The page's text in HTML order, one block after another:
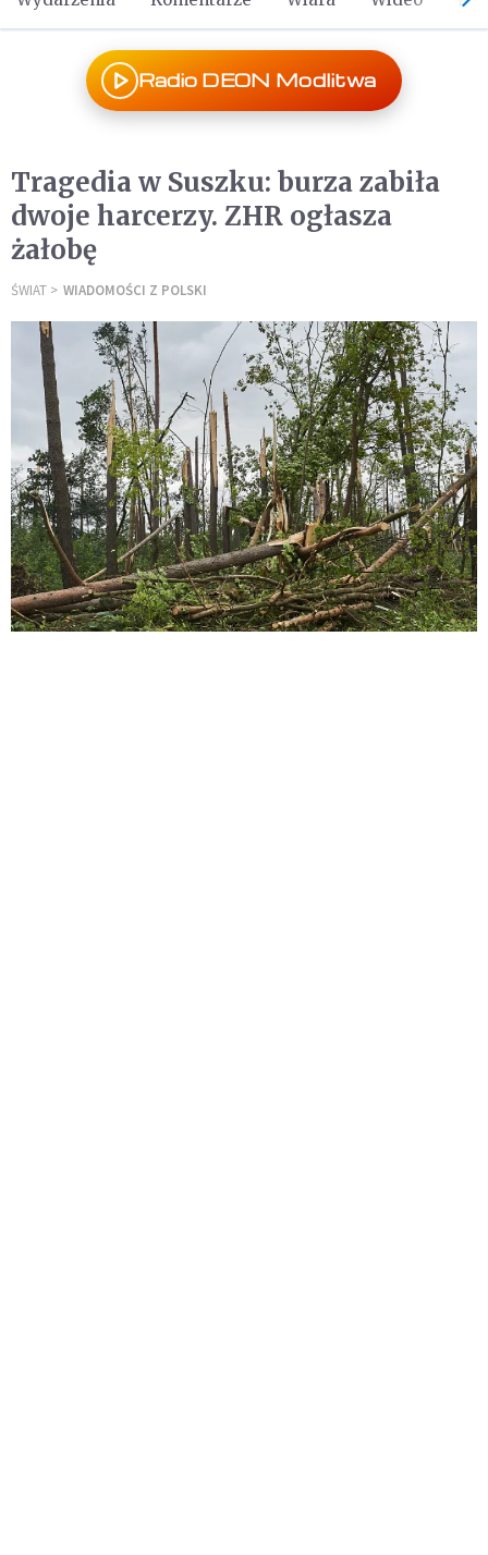
Radio DEON Modlitwa
Tragedia w Suszku: burza zabiła
dwoje harcerzy. ZHR ogłasza
żałobę
ŚWIAT WIADOMOŚCI Z POLSKI